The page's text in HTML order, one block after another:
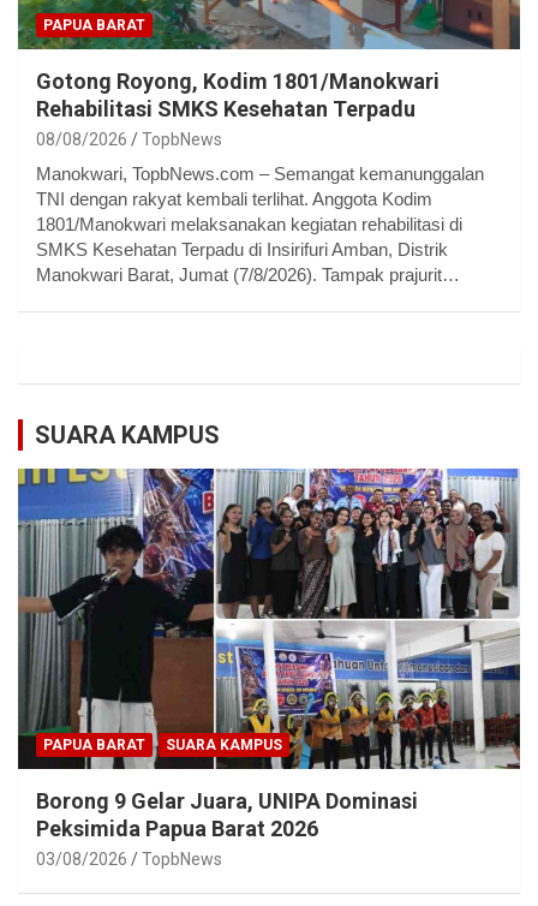
PAPUA BARAT
Gotong Royong, Kodim 1801/Manokwari
Rehabilitasi SMKS Kesehatan Terpadu
08/08/2026 TopbNews
Manokwari, TopbNews.com – Semangat kemanunggalan
TNI dengan rakyat kembali terlihat. Anggota Kodim
1801/Manokwari melaksanakan kegiatan rehabilitasi di
SMKS Kesehatan Terpadu di Insirifuri Amban, Distrik
Manokwari Barat, Jumat (7/8/2026). Tampak prajurit…
SUARA KAMPUS
PAPUA BARAT SUARA KAMPUS
Borong 9 Gelar Juara, UNIPA Dominasi
Peksimida Papua Barat 2026
03/08/2026 TopbNews